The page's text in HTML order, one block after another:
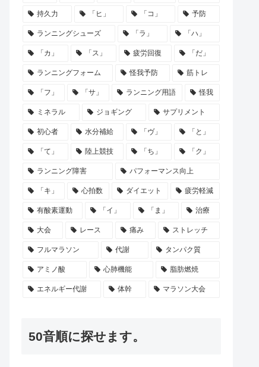
持久力 「ヒ」 「コ」 予防
ランニングシューズ 「ラ」 「ハ」
「カ」 「ス」 疲労回復 「だ」
ランニングフォーム 怪我予防 筋トレ
「フ」 「サ」 ランニング用語 怪我
ミネラル ジョギング サプリメント
初心者 水分補給 「ヴ」 「と」
「て」 陸上競技 「ち」 「ク」
ランニング障害 パフォーマンス向上
「キ」 心拍数 ダイエット 疲労軽減
有酸素運動 「イ」 「ま」 治療
大会 レース 痛み ストレッチ
フルマラソン 代謝 タンパク質
アミノ酸 心肺機能 脂肪燃焼
エネルギー代謝 体幹 マラソン大会
50音順に探せます。